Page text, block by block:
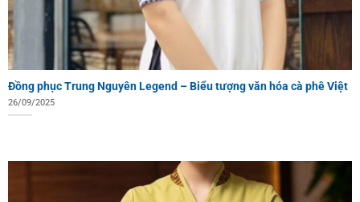
Đồng phục Trung Nguyên Legend – Biểu tượng văn hóa cà phê Việt
26/09/2025